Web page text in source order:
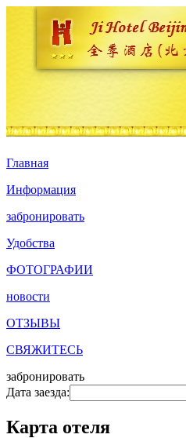
Главная
Информация
забронировать
Удобства
ФОТОГРАФИИ
новости
ОТЗЫВЫ
СВЯЖИТЕСЬ
забронировать
Дата заезда:
Карта отеля